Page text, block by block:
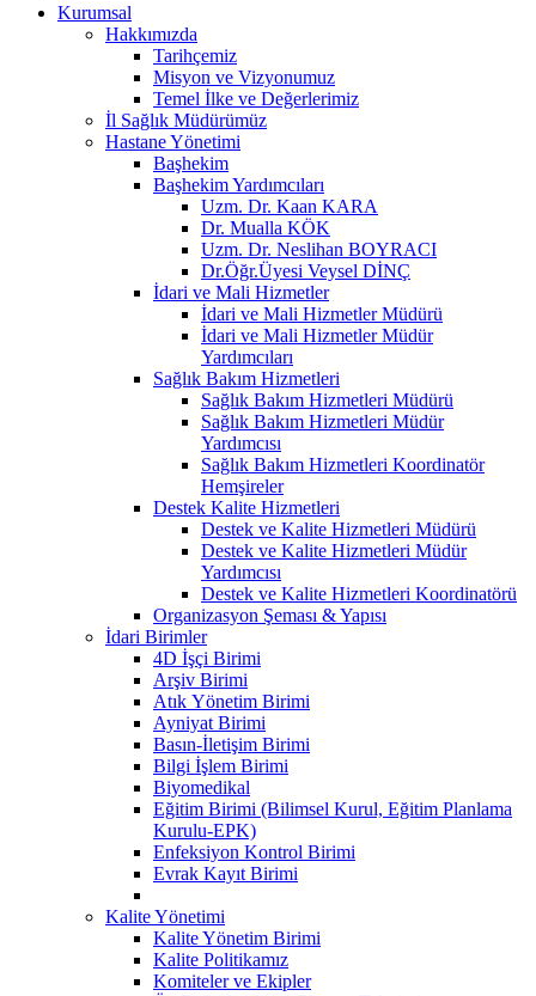
Kurumsal
Hakkımızda
Tarihçemiz
Misyon ve Vizyonumuz
Temel İlke ve Değerlerimiz
İl Sağlık Müdürümüz
Hastane Yönetimi
Başhekim
Başhekim Yardımcıları
Uzm. Dr. Kaan KARA
Dr. Mualla KÖK
Uzm. Dr. Neslihan BOYRACI
Dr.Öğr.Üyesi Veysel DİNÇ
İdari ve Mali Hizmetler
İdari ve Mali Hizmetler Müdürü
İdari ve Mali Hizmetler Müdür
Yardımcıları
Sağlık Bakım Hizmetleri
Sağlık Bakım Hizmetleri Müdürü
Sağlık Bakım Hizmetleri Müdür
Yardımcısı
Sağlık Bakım Hizmetleri Koordinatör
Hemşireler
Destek Kalite Hizmetleri
Destek ve Kalite Hizmetleri Müdürü
Destek ve Kalite Hizmetleri Müdür
Yardımcısı
Destek ve Kalite Hizmetleri Koordinatörü
Organizasyon Şeması & Yapısı
İdari Birimler
4D İşçi Birimi
Arşiv Birimi
Atık Yönetim Birimi
Ayniyat Birimi
Basın-İletişim Birimi
Bilgi İşlem Birimi
Biyomedikal
Eğitim Birimi (Bilimsel Kurul, Eğitim Planlama
Kurulu-EPK)
Enfeksiyon Kontrol Birimi
Evrak Kayıt Birimi
Kalite Yönetimi
Kalite Yönetim Birimi
Kalite Politikamız
Komiteler ve Ekipler